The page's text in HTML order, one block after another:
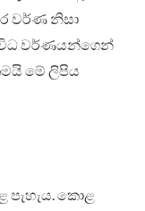
වර්ණ නිසා
වර්ණයන්ගෙන්
මේ ලිපිය
කොළ